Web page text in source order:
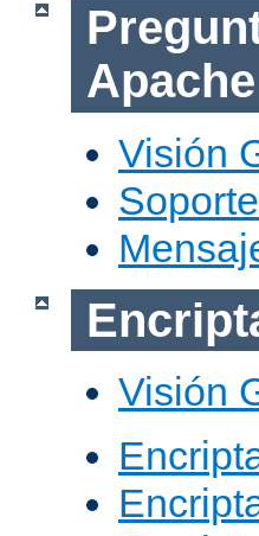
Apache
Visión
Soporte
Visión